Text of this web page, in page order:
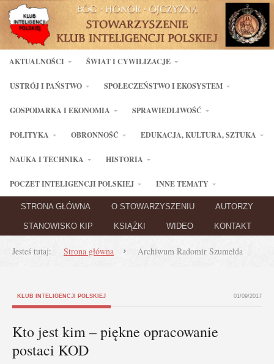
AKTUALNOŚCI ŚWIAT I CYWILIZACJE
USTRÓJ I PAŃSTWO SPOŁECZEŃSTWO I EKOSYSTEM
GOSPODARKA I EKONOMIA SPRAWIEDLIWOŚĆ
POLITYKA OBRONNOŚĆ EDUKACJA, KULTURA, SZTUKA
NAUKA I TECHNIKA HISTORIA
POCZET INTELIGENCJI POLSKIEJ INNE TEMATY
STRONA GŁÓWNA O STOWARZYSZENIU AUTORZY
STANOWISKO KIP KSIĄŻKI WIDEO KONTAKT
Jesteś tutaj: Strona główna Archiwum Radomir Szumełda
KLUB INTELIGENCJI POLSKIEJ 01/09/2017
Kto jest kim – piękne opracowanie
postaci KOD